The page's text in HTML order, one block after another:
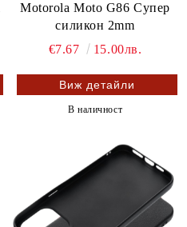
Motorola Moto G86 Супер
силикон 2mm
€7.67
15.00лв.
Виж детайли
В наличност